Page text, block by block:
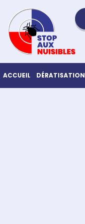
ACCUEIL DÉRATISATION